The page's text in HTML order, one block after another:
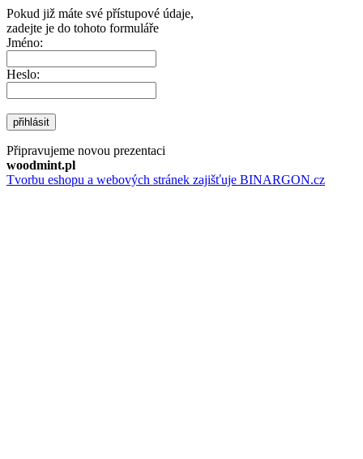
Pokud již máte své přístupové údaje,
zadejte je do tohoto formuláře
Jméno:
Heslo:
přihlásit
Připravujeme novou prezentaci
woodmint.pl
Tvorbu eshopu a webových stránek zajišťuje BINARGON.cz